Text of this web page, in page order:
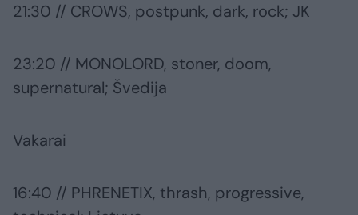
21:30 // CROWS, postpunk, dark, rock; JK
23:20 // MONOLORD, stoner, doom,
supernatural; Švedija
Vakarai
16:40 // PHRENETIX, thrash, progressive,